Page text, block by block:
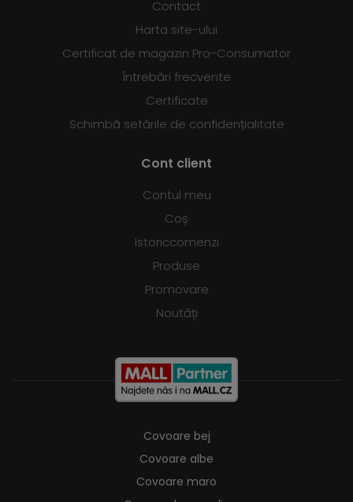
Contact
Harta site-ului
Certificat de magazin Pro-Consumator
Întrebări frecvente
Certificate
Schimbă setările de confidențialitate
Cont client
Contul meu
Coș
Istoriccomenzi
Produse
Promovare
Noutăți
Covoare bej
Covoare albe
Covoare maro